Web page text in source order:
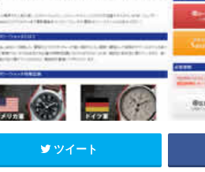
ツイート